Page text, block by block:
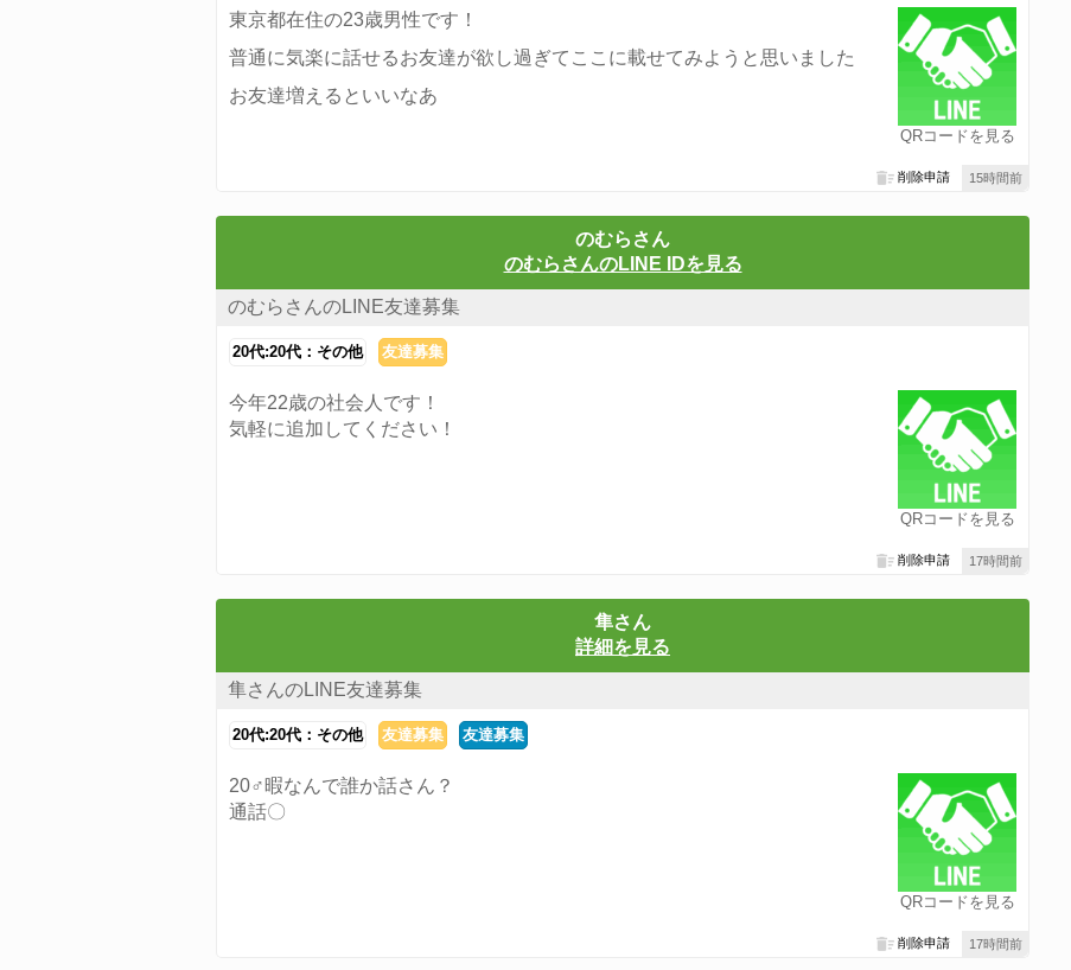
QRコードを見る
東京都在住の23歳男性です！
普通に気楽に話せるお友達が欲し過ぎてここに載せてみようと思いました
お友達増えるといいなあ
15時間前
削除申請
のむらさん
のむらさんのLINE IDを見る
のむらさんのLINE友達募集
20代:20代：その他 友達募集
QRコードを見る
今年22歳の社会人です！
気軽に追加してください！
17時間前
削除申請
隼さん
詳細を見る
隼さんのLINE友達募集
20代:20代：その他 友達募集 友達募集
QRコードを見る
20♂暇なんで誰か話さん？
通話〇
17時間前
削除申請